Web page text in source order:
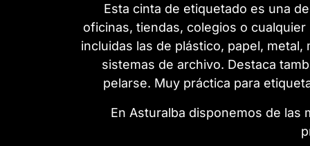
Esta cinta de etiquetado es una
oficinas, tiendas, colegios o
incluidas las de plástico, papel,
sistemas de archivo. Destaca
pelarse. Muy práctica para
En Asturalba disponemos de las